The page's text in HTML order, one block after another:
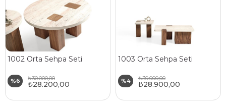
1002 Orta Sehpa Seti
%6 ₺28.200,00
₺30.000,00
1003 Orta Sehpa Seti
%4 ₺28.900,00
₺30.000,00